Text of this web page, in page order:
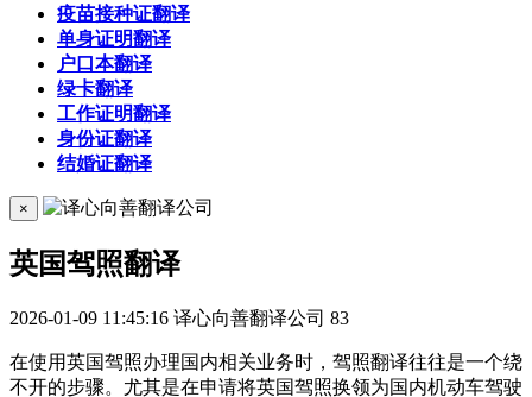
疫苗接种证翻译
单身证明翻译
户口本翻译
绿卡翻译
工作证明翻译
身份证翻译
结婚证翻译
×
英国驾照翻译
2026-01-09 11:45:16 译心向善翻译公司 83
在使用英国驾照办理国内相关业务时，驾照翻译往往是一个绕
不开的步骤。尤其是在申请将英国驾照换领为国内机动车驾驶